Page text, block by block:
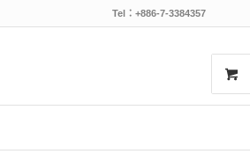
Tel：+886-7-3384357